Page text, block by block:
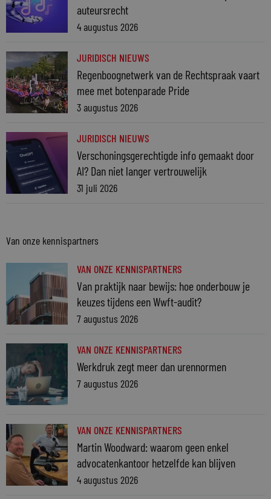
auteursrecht
4 augustus 2026
JURIDISCH NIEUWS
Regenboognetwerk van de Rechtspraak vaart
mee met botenparade Pride
3 augustus 2026
JURIDISCH NIEUWS
Verschoningsgerechtigde info gemaakt door
AI? Dan niet langer vertrouwelijk
31 juli 2026
Van onze kennispartners
VAN ONZE KENNISPARTNERS
Van praktijk naar bewijs: hoe onderbouw je
keuzes tijdens een Wwft-audit?
7 augustus 2026
VAN ONZE KENNISPARTNERS
Werkdruk zegt meer dan urennormen
7 augustus 2026
VAN ONZE KENNISPARTNERS
Martin Woodward: waarom geen enkel
advocatenkantoor hetzelfde kan blijven
4 augustus 2026